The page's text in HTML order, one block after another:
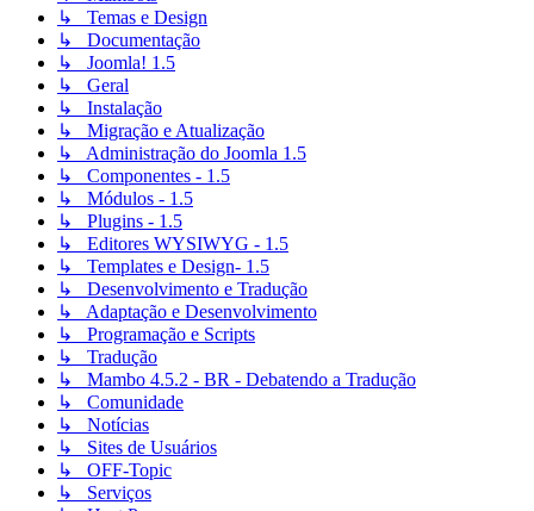
↳ Temas e Design
↳ Documentação
↳ Joomla! 1.5
↳ Geral
↳ Instalação
↳ Migração e Atualização
↳ Administração do Joomla 1.5
↳ Componentes - 1.5
↳ Módulos - 1.5
↳ Plugins - 1.5
↳ Editores WYSIWYG - 1.5
↳ Templates e Design- 1.5
↳ Desenvolvimento e Tradução
↳ Adaptação e Desenvolvimento
↳ Programação e Scripts
↳ Tradução
↳ Mambo 4.5.2 - BR - Debatendo a Tradução
↳ Comunidade
↳ Notícias
↳ Sites de Usuários
↳ OFF-Topic
↳ Serviços